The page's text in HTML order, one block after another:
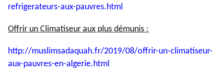
refrigerateurs-aux-pauvres.html
Offrir un Climatiseur aux plus démunis :
http://muslimsadaquah.fr/2019/08/offrir-un-climatiseur-
aux-pauvres-en-algerie.html